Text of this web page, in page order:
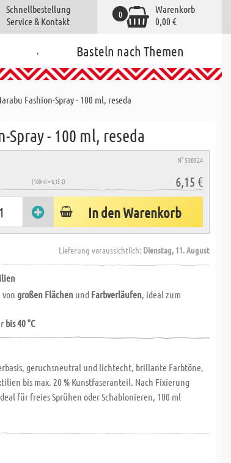
Schnellbestellung
Service & Kontakt
Warenkorb
0,00 €
0
. Basteln nach Themen
Fashion-Spray - 100 ml, reseda
Spray - 100 ml, reseda
N° 530524
(100ml = 6,15 €) 6,15 €
In den Warenkorb
Lieferung voraussichtlich: Dienstag, 11. August
vongroßen Flächen und Farbverläufen, ideal zum
bis 40 °C
geruchsneutral und lichtecht, brillante Farbtöne,
bis max. 20 % Kunstfaseranteil. Nach Fixierung
für freies Sprühen oder Schablonieren, 100 ml